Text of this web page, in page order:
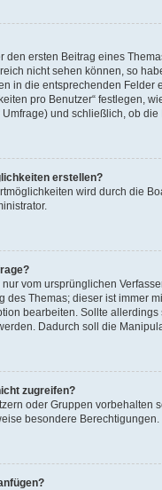
ersten Beitrag eines
nicht sehen können, so
in die entsprechenden
pro Benutzer“ festlegen,
und schließlich, ob
erstellen?
wird durch die
vom ursprünglichen
des Themas; dieser ist immer
bearbeiten. Sollte
Dadurch soll die
zugreifen?
oder Gruppen
besondere